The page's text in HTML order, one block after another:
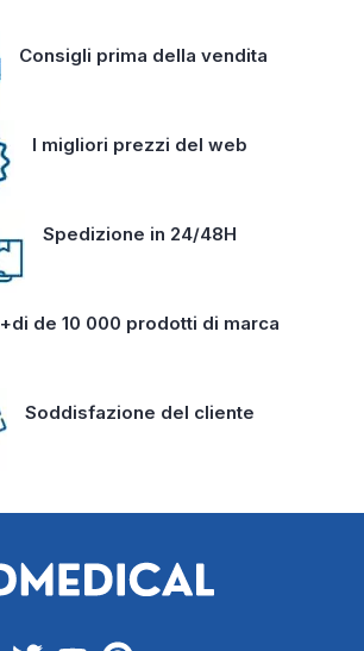
Consigli prima della vendita
I migliori prezzi del web
Spedizione in 24/48H
+di de 10 000 prodotti di marca
Soddisfazione del cliente